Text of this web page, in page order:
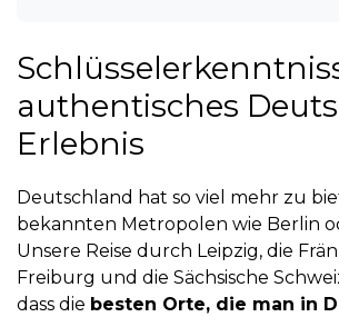
authentisches
Erlebnis
Deutschland hat so viel mehr zu
bekannten Metropolen wie Berlin
Unsere Reise durch Leipzig, die
Freiburg und die Sächsische
dass die besten Orte, die man in